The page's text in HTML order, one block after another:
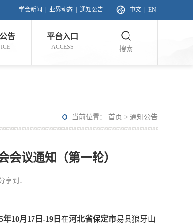
学会新闻 业界动态 通知公告 中文 EN
告 平台入口
ACCESS 搜索
当前位置： 首页 > 通知公告
会议通知（第一轮）
享到：
年10月17日-19日 在河北省保定市易县狼牙山